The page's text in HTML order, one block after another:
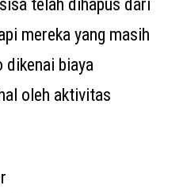
telah dihapus dari
mereka yang masih
dikenai biaya
oleh aktivitas